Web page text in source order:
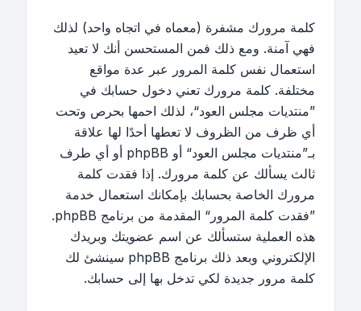
كلمة مرورك مشفرة (معماه في اتجاه واحد) لذلك
فهي آمنة. ومع ذلك فمن المستحسن أنك لا تعيد
استعمال نفس كلمة المرور عبر عدة مواقع
مختلفة. كلمة مرورك تعني دخول حسابك في
”منتديات مجلس العود“، لذلك احمها بحرص وتحت
أي ظرف من الظروف لا تعطها أحدًا لها علاقة
بـ”منتديات مجلس العود“ أو phpBB أو أي طرف
ثالث يسألك عن كلمة مرورك. إذا فقدت كلمة
مرورك الخاصة بحسابك بإمكانك استعمال خدمة
”فقدت كلمة المرور“ المقدمة من برنامج phpBB.
هذه العملية ستسألك عن اسم عضويتك وبريدك
الإلكتروني وبعد ذلك برنامج phpBB سينشئ لك
كلمة مرور جديدة لكي تدخل بها إلى حسابك.